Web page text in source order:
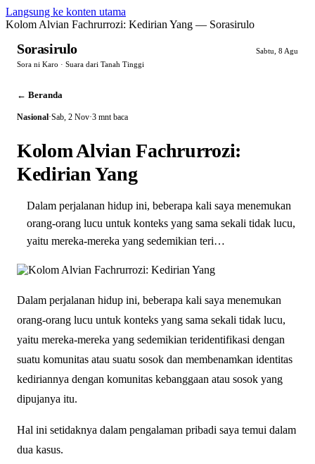
Langsung ke konten utama
Kolom Alvian Fachrurrozi: Kedirian Yang — Sorasirulo
Sorasirulo
Sabtu, 8 Agu
Sora ni Karo · Suara dari Tanah Tinggi
← Beranda
Nasional·Sab, 2 Nov·3 mnt baca
Kolom Alvian Fachrurrozi:
Kedirian Yang
Dalam perjalanan hidup ini, beberapa kali saya menemukan
orang-orang lucu untuk konteks yang sama sekali tidak lucu,
yaitu mereka-mereka yang sedemikian teri…
Dalam perjalanan hidup ini, beberapa kali saya menemukan
orang-orang lucu untuk konteks yang sama sekali tidak lucu,
yaitu mereka-mereka yang sedemikian teridentifikasi dengan
suatu komunitas atau suatu sosok dan membenamkan identitas
kediriannya dengan komunitas kebanggaan atau sosok yang
dipujanya itu.
Hal ini setidaknya dalam pengalaman pribadi saya temui dalam
dua kasus.